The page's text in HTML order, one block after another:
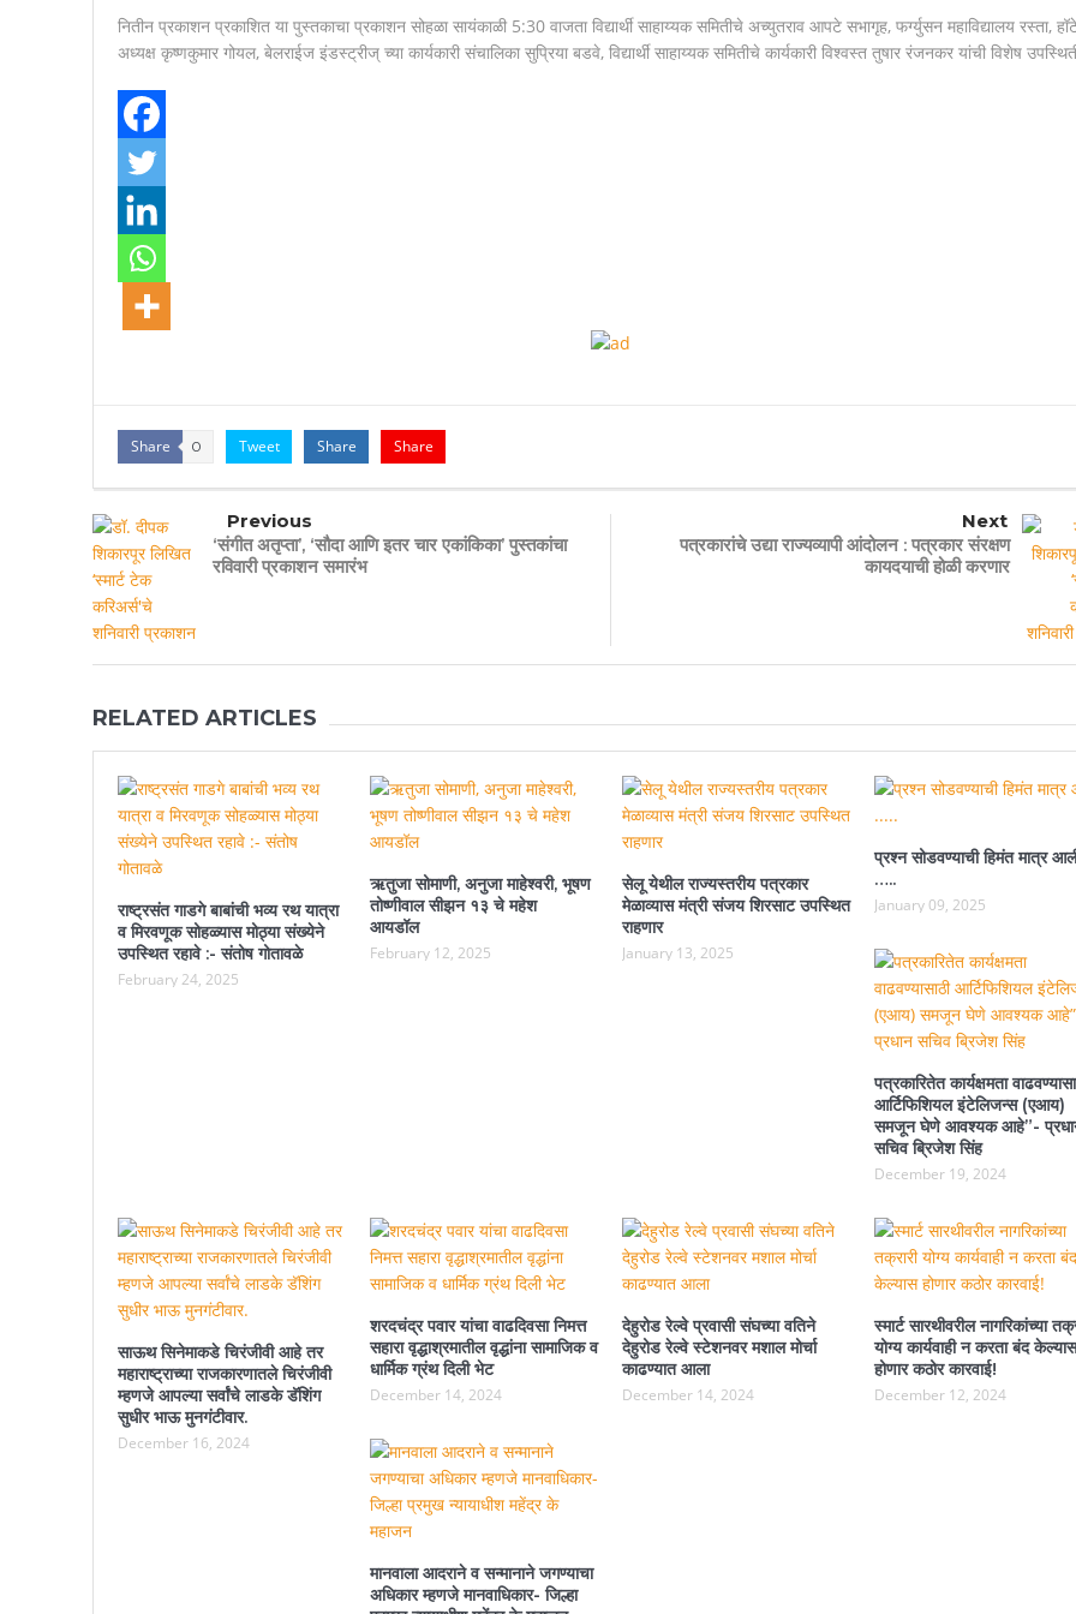
नितीन प्रकाशन प्रकाशित या पुस्तकाचा प्रकाशन सोहळा सायंकाळी5:30 वाजता विद्यार्थी साहाय्यक समितीचे अच्युतराव आपटे सभागृह, फर्ग्युसन महाविद्यालय रस्ता,
अध्यक्ष कृष्णकुमार गोयल, बेलराईज इंडस्ट्रीज्‌‍ च्या कार्यकारी संचालिका सुप्रिया बडवे, विद्यार्थी साहाय्यक समितीचे कार्यकारी विश्वस्त तुषार रंजनकर यांची विशेष
Share 0 Tweet Share Share
Previous
‘संगीत अतृप्ता’, ‌‘सौदा आणि इतर चार एकांकिका’ पुस्तकांचा
रविवारी प्रकाशन समारंभ
Next
पत्रकारांचे उद्या राज्यव्यापी आंदोलन : पत्रकार संरक्षण
कायदयाची होळी करणार
RELATED ARTICLES
राष्ट्रसंत गाडगे बाबांची भव्य रथ यात्रा
व मिरवणूक सोहळ्यास मोठ्या संख्येने
उपस्थित रहावे :- संतोष गोतावळे
February 24, 2025
ऋतुजा सोमाणी, अनुजा माहेश्वरी, भूषण
तोष्णीवाल सीझन १३ चे महेश
आयडॉल
February 12, 2025
सेलू येथील राज्यस्तरीय पत्रकार
मेळाव्यास मंत्री संजय शिरसाट उपस्थित
राहणार
January 13, 2025
प्रश्न सोडवण्याची हिमंत मात्र
…..
January 09, 2025
पत्रकारितेत कार्यक्षमता
आर्टिफिशियल इंटेलिजन्स (एआय)
समजून घेणे आवश्यक आहे”-
सचिव ब्रिजेश सिंह
December 19, 2024
साऊथ सिनेमाकडे चिरंजीवी आहे तर
महाराष्ट्राच्या राजकारणातले चिरंजीवी
म्हणजे आपल्या सर्वांचे लाडके डॅशिंग
सुधीर भाऊ मुनगंटीवार.
December 16, 2024
शरदचंद्र पवार यांचा वाढदिवसा निमत्त
सहारा वृद्धाश्रमातील वृद्धांना सामाजिक व
धार्मिक ग्रंथ दिली भेट
December 14, 2024
देहुरोड रेल्वे प्रवासी संघच्या वतिने
देहुरोड रेल्वे स्टेशनवर मशाल मोर्चा
काढण्यात आला
December 14, 2024
स्मार्ट सारथीवरील नागरिकांच्या
योग्य कार्यवाही न करता बंद केल्यास
होणार कठोर कारवाई!
December 12, 2024
मानवाला आदराने व सन्मानाने जगण्याचा
अधिकार म्हणजे मानवाधिकार- जिल्हा